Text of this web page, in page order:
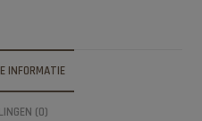
INFORMATIE
(0)